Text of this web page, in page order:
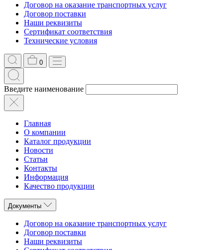
Договор на оказание транспортных услуг
Договор поставки
Наши реквизиты
Сертификат соответствия
Технические условия
0
Введите наименование
Главная
О компании
Каталог продукции
Новости
Статьи
Контакты
Информация
Качество продукции
Документы
Договор на оказание транспортных услуг
Договор поставки
Наши реквизиты